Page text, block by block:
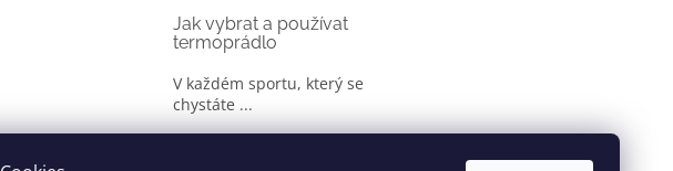
Jak vybrat a používat
termoprádlo
V každém sportu, který se
chystáte ...